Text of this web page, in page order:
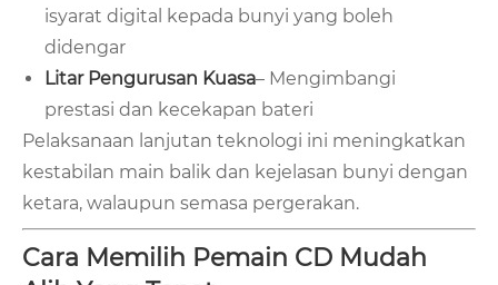
isyarat digital kepada bunyi yang boleh
didengar
Litar Pengurusan Kuasa– Mengimbangi
prestasi dan kecekapan bateri
Pelaksanaan lanjutan teknologi ini meningkatkan
kestabilan main balik dan kejelasan bunyi dengan
ketara, walaupun semasa pergerakan.
Cara Memilih Pemain CD Mudah